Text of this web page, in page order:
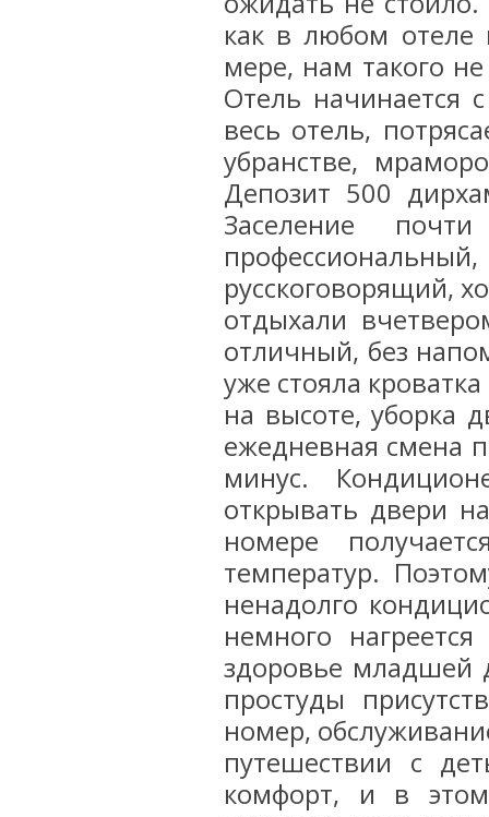
как в любом отеле
мере, нам такого
Отель начинается
весь отель,
убранстве,
Депозит 500
Заселение
русскоговорящий,
отдыхали
отличный, без
уже стояла
на высоте, уборка
ежедневная смена
минус.
открывать двери
номере
температур.
ненадолго
немного
здоровье младшей
простуды
номер,
путешествии с
комфорт, и в